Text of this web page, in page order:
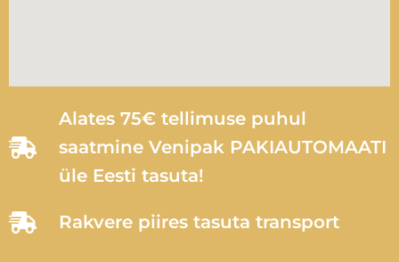
Alates 75€ tellimuse puhul
saatmine Venipak PAKIAUTOMAATI
üle Eesti tasuta!
Rakvere piires tasuta transport